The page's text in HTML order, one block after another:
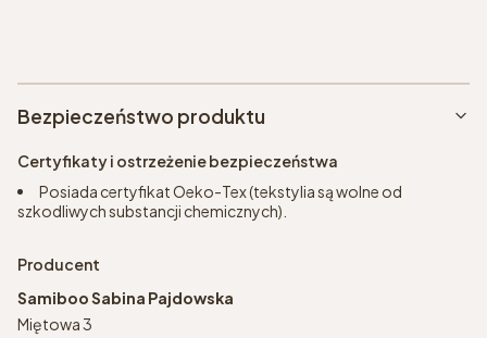
Bezpieczeństwo produktu
Certyfikaty i ostrzeżenie bezpieczeństwa
Posiada certyfikat Oeko-Tex (tekstylia są wolne od
szkodliwych substancji chemicznych).
Producent
Samiboo Sabina Pajdowska
Miętowa 3